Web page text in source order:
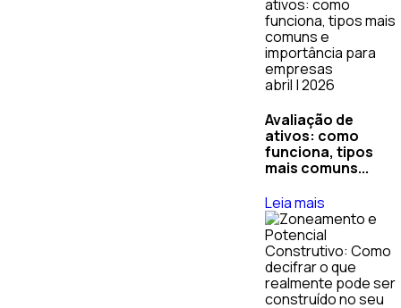
abril | 2026
Avaliação de
ativos: como
funciona, tipos
mais comuns...
Leia mais